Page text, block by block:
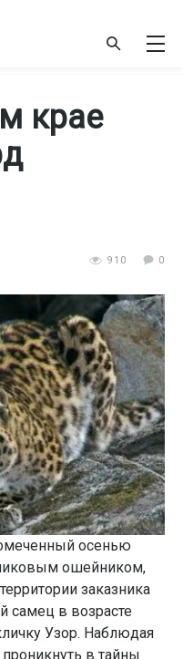
крае
910 0
осенью
ошейником,
заказника
самец в возрасте
Узор. Наблюдая
в тайны